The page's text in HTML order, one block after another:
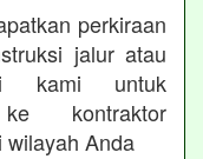
perkiraan
jalur atau
kami untuk
kontraktor
wilayah Anda